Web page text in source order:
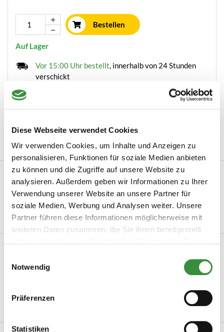
Diese Webseite verwendet Cookies
Wir verwenden Cookies, um Inhalte und Anzeigen zu
personalisieren, Funktionen für soziale Medien anbieten
zu können und die Zugriffe auf unsere Website zu
analysieren. Außerdem geben wir Informationen zu Ihrer
Verwendung unserer Website an unsere Partner für
soziale Medien, Werbung und Analysen weiter. Unsere
Partner führen diese Informationen möglicherweise mit
weiteren Daten zusammen, die Sie ihnen bereitgestellt
Notwendig
Präferenzen
Statistiken
Bestellen
Auf Lager
Vor 15:00 Uhr bestellt, innerhalb von 24 Stunden
verschickt
Mindestbestellwert von 15 €
Beschreibung
Trüffelkäse Köstlicher junger bis mittelalter Käse aus bester
thermisierter Milch. Thermisierte...
Mehr lesen
Artikelnummer